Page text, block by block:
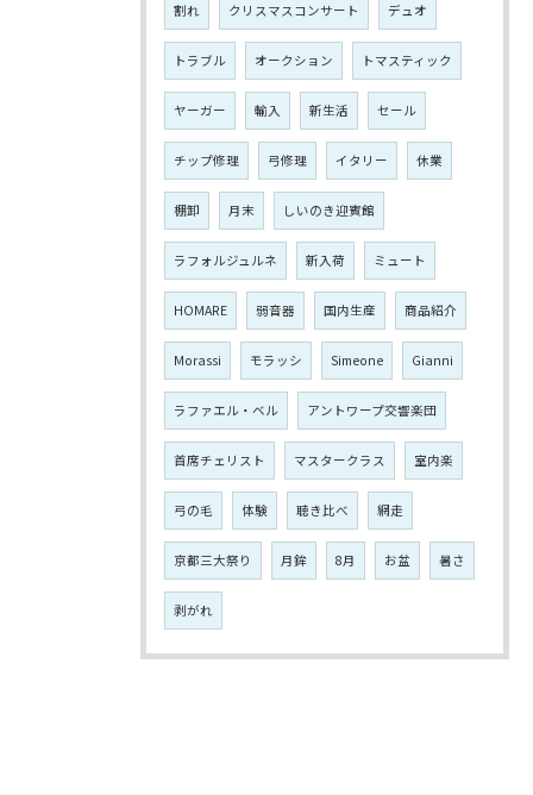
割れ クリスマスコンサート デュオ
トラブル オークション トマスティック
ヤーガー 輸入 新生活 セール
チップ修理 弓修理 イタリー 休業
棚卸 月末 しいのき迎賓館
ラフォルジュルネ 新入荷 ミュート
HOMARE 弱音器 国内生産 商品紹介
Morassi モラッシ Simeone Gianni
ラファエル・ベル アントワープ交響楽団
首席チェリスト マスタークラス 室内楽
弓の毛 体験 聴き比べ 網走
京都三大祭り 月鉾 8月 お盆 暑さ
剥がれ